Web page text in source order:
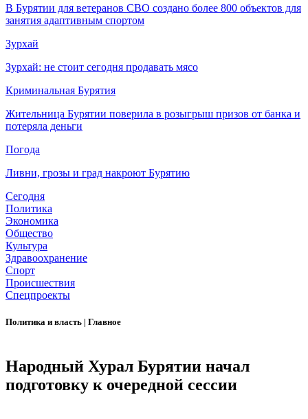
В Бурятии для ветеранов СВО создано более 800 объектов для
занятия адаптивным спортом
Зурхай
Зурхай: не стоит сегодня продавать мясо
Криминальная Бурятия
Жительница Бурятии поверила в розыгрыш призов от банка и
потеряла деньги
Погода
Ливни, грозы и град накроют Бурятию
Сегодня
Политика
Экономика
Общество
Культура
Здравоохранение
Спорт
Происшествия
Спецпроекты
Политика и власть | Главное
Народный Хурал Бурятии начал
подготовку к очередной сессии